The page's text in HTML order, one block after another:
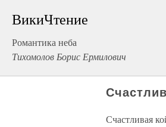
ВикиЧтение
Романтика неба
Тихомолов Борис Ермилович
Счастливая